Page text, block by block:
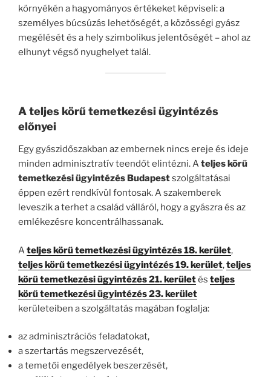
környékén a hagyományos értékeket képviseli: a
személyes búcsúzás lehetőségét, a közösségi gyász
megélését és a hely szimbolikus jelentőségét – ahol az
elhunyt végső nyughelyet talál.
A teljes körű temetkezési ügyintézés
előnyei
Egy gyászidőszakban az embernek nincs ereje és ideje
minden adminisztratív teendőt elintézni. Ateljes körű
temetkezési ügyintézés Budapestszolgáltatásai
éppen ezért rendkívül fontosak. A szakemberek
leveszik a terhet a család válláról, hogy a gyászra és az
emlékezésre koncentrálhassanak.
Ateljes körű temetkezési ügyintézés 18. kerület,
teljes körű temetkezési ügyintézés 19. kerület,teljes
körű temetkezési ügyintézés 21. kerületés teljes
körű temetkezési ügyintézés 23. kerület
kerületeiben a szolgáltatás magában foglalja:
az adminisztrációs feladatokat,
a szertartás megszervezését,
a temetői engedélyek beszerzését,